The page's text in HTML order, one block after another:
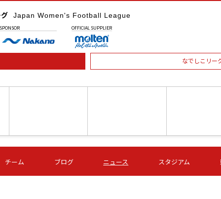
Japan Women's Football League
SPONSOR OFFICIAL SUPPLIER
なでしこリー
第16節 09/05 (土) 16:00
ＡＧＦ
-
いちご
-
第16節 09/06 (日)
-
チーム ブログ ニュース スタジアム